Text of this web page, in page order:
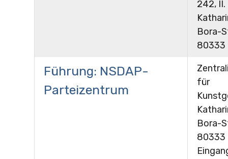
242, II.
Bora-
80333
Führung: NSDAP-
Parteizentrum
für
Bora-
80333